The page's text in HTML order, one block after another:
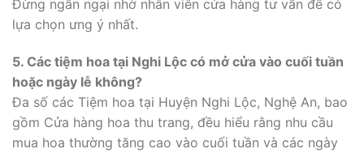
Đừng ngần ngại nhờ nhân viên cửa hàng tư vấn để có
lựa chọn ưng ý nhất.
5. Các tiệm hoa tại Nghi Lộc có mở cửa vào cuối tuần
hoặc ngày lễ không?
Đa số các Tiệm hoa tại Huyện Nghi Lộc, Nghệ An, bao
gồm Cửa hàng hoa thu trang, đều hiểu rằng nhu cầu
mua hoa thường tăng cao vào cuối tuần và các ngày